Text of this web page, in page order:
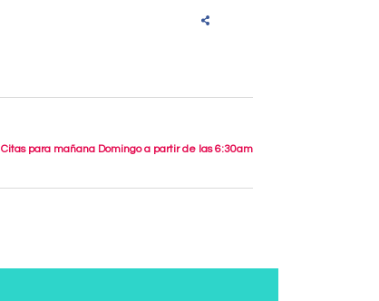
Citas para mañana Domingo a partir de las 6:30am